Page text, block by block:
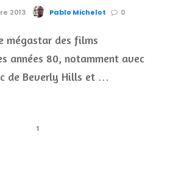
2013 Pablo Michelot 0
mégastar des films
années 80, notamment avec
de Beverly Hills et …
1